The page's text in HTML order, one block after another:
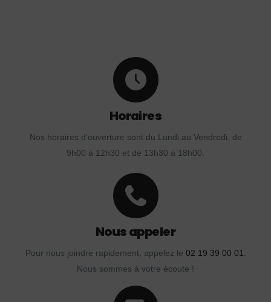
Horaires
Nos horaires d'ouverture sont du Lundi au Vendredi, de
9h00 à 12h30 et de 13h30 à 18h00.
Nous appeler
Pour nous joindre rapidement, appelez le 02 19 39 00 01.
Nous sommes à votre écoute !